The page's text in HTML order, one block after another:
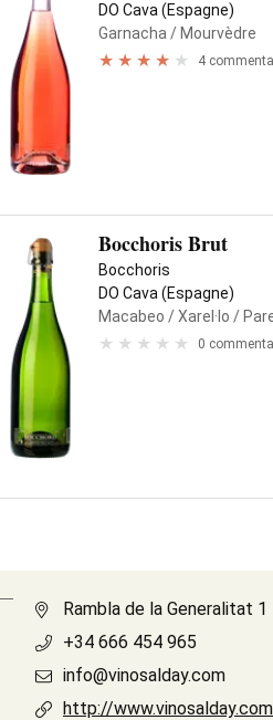
DO Cava (Espagne)
Garnacha / Mourvèdre
4
Bocchoris Brut
Bocchoris
DO Cava (Espagne)
Macabeo / Xarel·lo /
0
Rambla de la Generalitat
+34 666 454 965
info@vinosalday.com
http://www.vinosalday.com